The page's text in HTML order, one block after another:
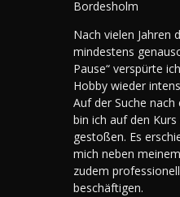
Bordesholm
Nach vielen Jahren
mindestens
Pause“ verspürte
Hobby wieder
Auf der Suche
bin ich auf den
gestoßen. Es
mich neben
zudem
beschäftigen.